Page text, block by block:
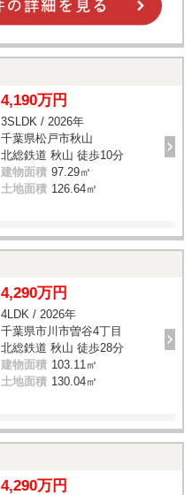
4,190万円
3SLDK / 2026年
千葉県松戸市秋山
北総鉄道 秋山 徒歩10分
建物面積 97.29㎡
土地面積 126.64㎡
4,290万円
4LDK / 2026年
千葉県市川市曽谷4丁目
北総鉄道 秋山 徒歩28分
建物面積 103.11㎡
土地面積 130.04㎡
4,290万円